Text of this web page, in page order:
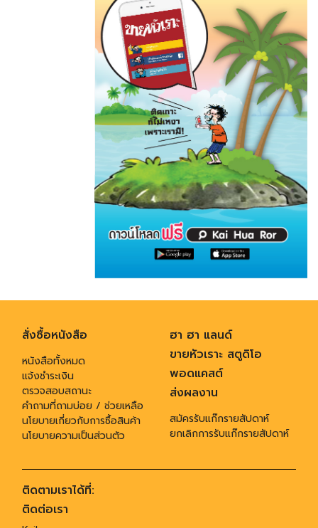
สั่งซื้อหนังสือ
หนังสือทั้งหมด
แจ้งชำระเงิน
ตรวจสอบสถานะ
คำถามที่ถามบ่อย / ช่วยเหลือ
นโยบายเกี่ยวกับการซื้อสินค้า
นโยบายความเป็นส่วนตัว
ฮา ฮา แลนด์
ขายหัวเราะ สตูดิโอ
พอดแคสต์
ส่งผลงาน
สมัครรับแก๊กรายสัปดาห์
ยกเลิกการรับแก๊กรายสัปดาห์
ติดตามเราได้ที่:
ติดต่อเรา